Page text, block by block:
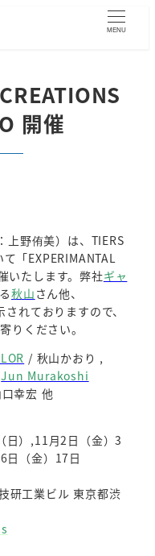
MENU
開催
野侑美）は、TIERS
「EXPERIMANTAL
いたします。弊社ギャ
秋山 さん他、
れておりますので、
りください。
/ 秋山かおり ,
Jun Murakoshi
幸宏 他
日）,11月2日（金）3
日（金）17日
研工業ビル 東京都渋